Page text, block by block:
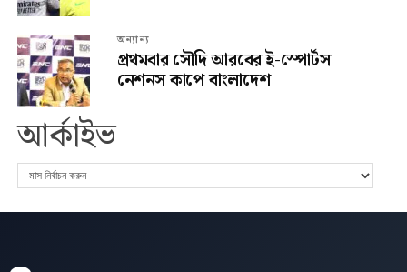
অন্যান্য
প্রথমবার সৌদি আরবের ই-স্পোর্টস
নেশনস কাপে বাংলাদেশ
আর্কাইভ